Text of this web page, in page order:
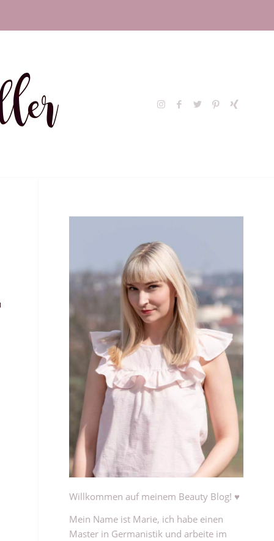
Willkommen auf meinem Beauty Blog! ♥
Mein Name ist Marie, ich habe einen
Master in Germanistik und arbeite im